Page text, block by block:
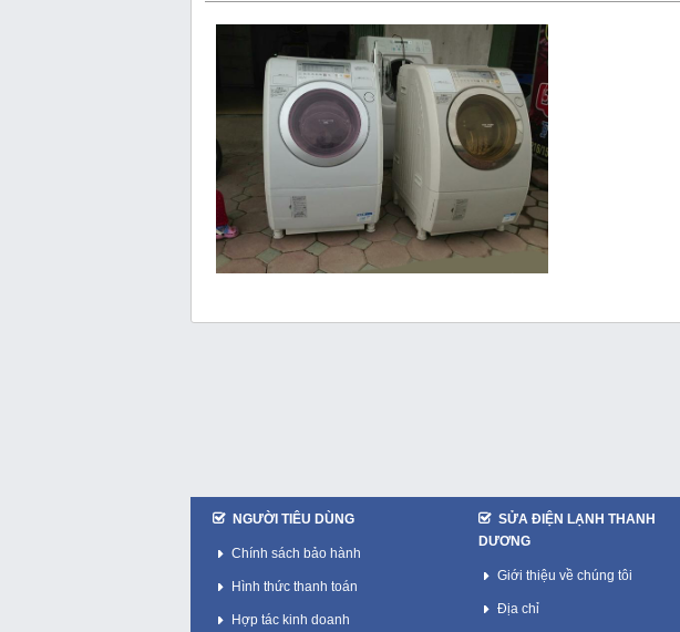
NGƯỜI TIÊU DÙNG
Chính sách bảo hành
Hình thức thanh toán
Hợp tác kinh doanh
SỬA ĐIỆN LẠNH THANH
DƯƠNG
Giới thiệu về chúng tôi
Địa chỉ